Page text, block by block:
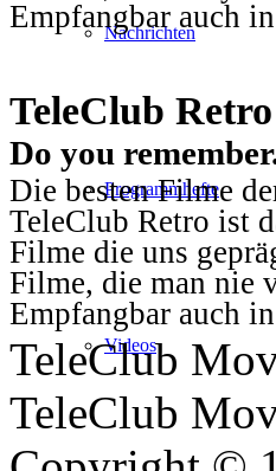
Nachrichten
Programmhefte
Videos
Empfangbar auch
TeleClub Retro
Do you
Die besten Filme
TeleClub Retro ist
Filme die uns
Filme, die man nie
Empfangbar auch
TeleClub
TeleClub